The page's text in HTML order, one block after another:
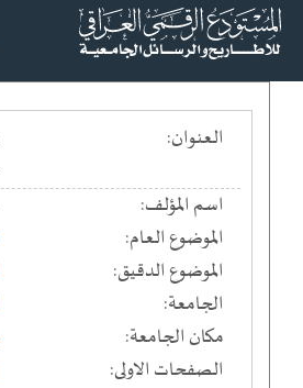
العنوان:
اسم المؤلف:
الموضوع العام:
الموضوع الدقيق:
الجامعة:
مكان الجامعة:
الصفحات الاولى: